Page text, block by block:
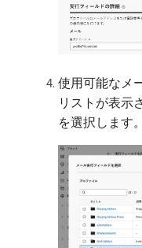
使用可能なメ
リストが表示
を選択します。